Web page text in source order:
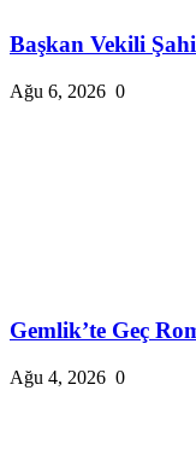
Başkan Vekili
Ağu 6, 2026 0
Gemlik’te Geç
Ağu 4, 2026 0